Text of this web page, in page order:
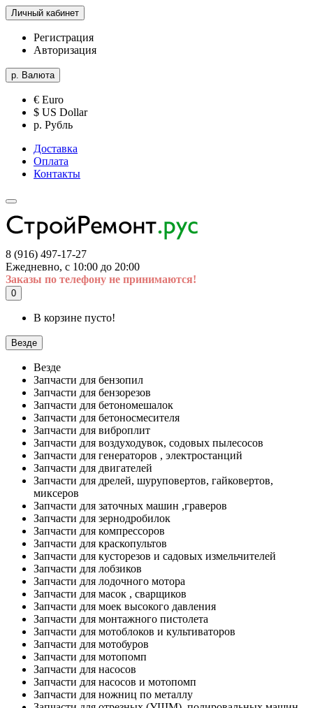
Личный кабинет
Регистрация
Авторизация
р. Валюта
€ Euro
$ US Dollar
р. Рубль
Доставка
Оплата
Контакты
8 (916) 497-17-27
Ежедневно, с 10:00 до 20:00
Заказы по телефону не принимаются!
0
В корзине пусто!
Везде
Везде
Запчасти для бензопил
Запчасти для бензорезов
Запчасти для бетономешалок
Запчасти для бетоносмесителя
Запчасти для виброплит
Запчасти для воздуходувок, содовых пылесосов
Запчасти для генераторов , электростанций
Запчасти для двигателей
Запчасти для дрелей, шуруповертов, гайковертов,
миксеров
Запчасти для заточных машин ,граверов
Запчасти для зернодробилок
Запчасти для компрессоров
Запчасти для краскопультов
Запчасти для кусторезов и садовых измельчителей
Запчасти для лобзиков
Запчасти для лодочного мотора
Запчасти для масок , сварщиков
Запчасти для моек высокого давления
Запчасти для монтажного пистолета
Запчасти для мотоблоков и культиваторов
Запчасти для мотобуров
Запчасти для мотопомп
Запчасти для насосов
Запчасти для насосов и мотопомп
Запчасти для ножниц по металлу